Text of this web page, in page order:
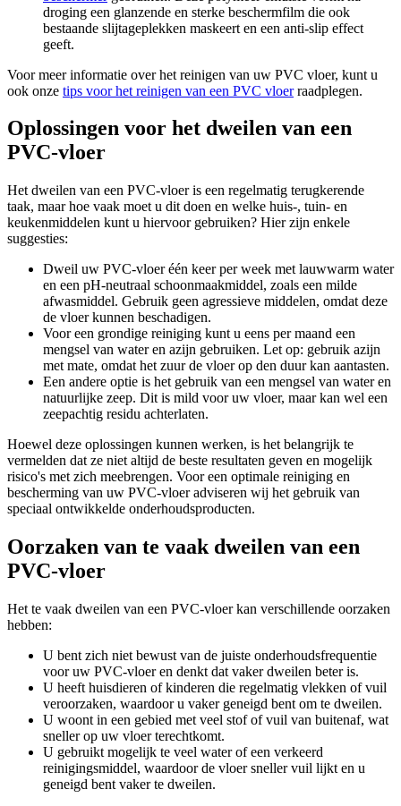
droging een glanzende en sterke beschermfilm die ook
bestaande slijtageplekken maskeert en een anti-slip effect
geeft.
Voor meer informatie over het reinigen van uw PVC vloer, kunt u
ook onze tips voor het reinigen van een PVC vloerraadplegen.
Oplossingen voor het dweilen van een
PVC-vloer
Het dweilen van een PVC-vloer is een regelmatig terugkerende
taak, maar hoe vaak moet u dit doen en welke huis-, tuin- en
keukenmiddelen kunt u hiervoor gebruiken? Hier zijn enkele
suggesties:
Dweil uw PVC-vloer één keer per week met lauwwarm water
en een pH-neutraal schoonmaakmiddel, zoals een milde
afwasmiddel. Gebruik geen agressieve middelen, omdat deze
de vloer kunnen beschadigen.
Voor een grondige reiniging kunt u eens per maand een
mengsel van water en azijn gebruiken. Let op: gebruik azijn
met mate, omdat het zuur de vloer op den duur kan aantasten.
Een andere optie is het gebruik van een mengsel van water en
natuurlijke zeep. Dit is mild voor uw vloer, maar kan wel een
zeepachtig residu achterlaten.
Hoewel deze oplossingen kunnen werken, is het belangrijk te
vermelden dat ze niet altijd de beste resultaten geven en mogelijk
risico's met zich meebrengen. Voor een optimale reiniging en
bescherming van uw PVC-vloer adviseren wij het gebruik van
speciaal ontwikkelde onderhoudsproducten.
Oorzaken van te vaak dweilen van een
PVC-vloer
Het te vaak dweilen van een PVC-vloer kan verschillende oorzaken
hebben:
U bent zich niet bewust van de juiste onderhoudsfrequentie
voor uw PVC-vloer en denkt dat vaker dweilen beter is.
U heeft huisdieren of kinderen die regelmatig vlekken of vuil
veroorzaken, waardoor u vaker geneigd bent om te dweilen.
U woont in een gebied met veel stof of vuil van buitenaf, wat
sneller op uw vloer terechtkomt.
U gebruikt mogelijk te veel water of een verkeerd
reinigingsmiddel, waardoor de vloer sneller vuil lijkt en u
geneigd bent vaker te dweilen.